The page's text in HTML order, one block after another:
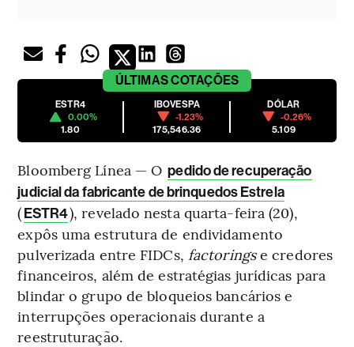
ÚLTIMASCOTAÇÕES
ESTR4
0.00%
1.80
IBOVESPA
-1.23%
175,546.36
DÓLAR
-0.26%
5.109
Bloomberg Línea — O pedido de recuperação
judicial da fabricante de brinquedos Estrela
(ESTR4), revelado nesta quarta-feira (20),
expôs uma estrutura de endividamento
pulverizada entre FIDCs, factoringse credores
financeiros, além de estratégias jurídicas para
blindar o grupo de bloqueios bancários e
interrupções operacionais durante a
reestruturação.